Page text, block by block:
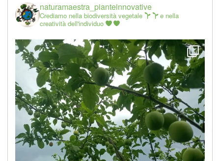
naturamaestra_pianteinnovative
Crediamo nella biodiversità vegetale
e nella
creatività dell'individuo